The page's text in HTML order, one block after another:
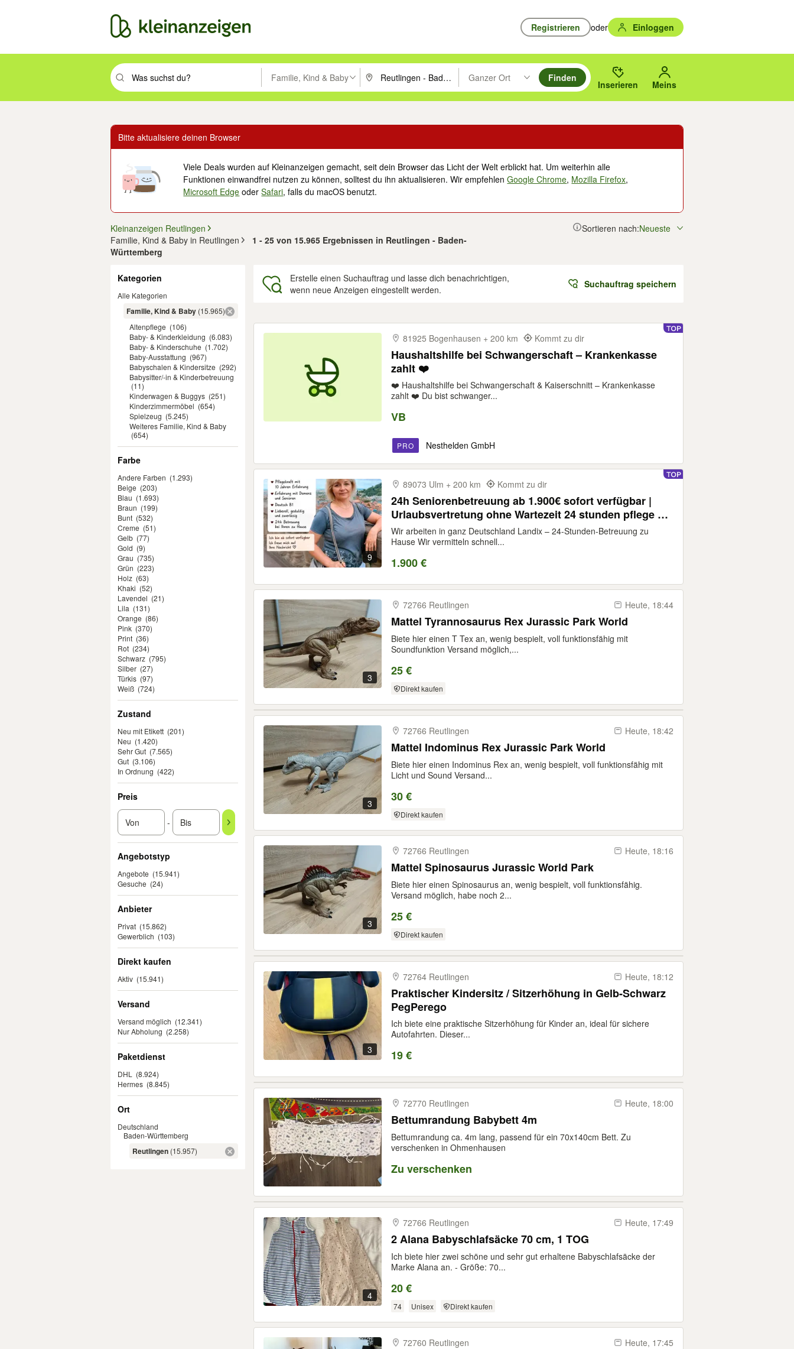
Registrieren oder Einloggen
Suchbegriff eingeben. Eingabetaste drücken um zu suchen, oder Vorschläge mit den Pfeiltasten nach oben/unten durchsuchen und mit Eingabetaste auswählen.
Familie, Kind & Baby PLZ oder Ort eingeben. Eingabetaste drücken um zu suchen, oder Vorschläge mit den Pfeiltasten nach oben/
Ganzer Ort
Suche im Umkreis des gewählten Orts oder PLZ.
Finden
Inserieren Meins
Bitte aktualisiere deinen Browser
Viele Deals wurden auf Kleinanzeigen gemacht, seit dein Browser das Licht der Welt erblickt hat. Um weiterhin alle
Funktionen einwandfrei nutzen zu können, solltest du ihn aktualisieren. Wir empfehlenGoogle Chrome, Mozilla Firefox,
Microsoft Edge oderSafari, falls du macOS benutzt.
Kleinanzeigen Reutlingen
Familie, Kind & Baby in Reutlingen
1 - 25 von 15.965 Ergebnissen in Reutlingen - Baden-
Württemberg
Sortieren nach:Neueste
Kategorien
Alle Kategorien
Familie, Kind & Baby (15.965)
Altenpflege (106)
Baby- & Kinderkleidung (6.083)
Baby- & Kinderschuhe (1.702)
Baby-Ausstattung (967)
Babyschalen & Kindersitze (292)
Babysitter/-in & Kinderbetreuung
(11)
Kinderwagen & Buggys (251)
Kinderzimmermöbel (654)
Spielzeug (5.245)
Weiteres Familie, Kind & Baby
(654)
Farbe
Andere Farben (1.293)
Beige (203)
Blau (1.693)
Braun (199)
Bunt (532)
Creme (51)
Gelb (77)
Gold (9)
Grau (735)
Grün (223)
Holz (63)
Khaki (52)
Lavendel (21)
Lila (131)
Orange (86)
Pink (370)
Print (36)
Rot (234)
Schwarz (795)
Silber (27)
Türkis (97)
Weiß (724)
Zustand
Neu mit Etikett (201)
Neu (1.420)
Sehr Gut (7.565)
Gut (3.106)
In Ordnung (422)
Preis
-
Angebotstyp
Angebote (15.941)
Gesuche (24)
Anbieter
Privat (15.862)
Gewerblich (103)
Direkt kaufen
Aktiv (15.941)
Versand
Versand möglich (12.341)
Nur Abholung (2.258)
Paketdienst
DHL
(8.924)
Hermes (8.845)
Ort
Deutschland
Baden-Württemberg
Reutlingen (15.957)
Erstelle einen Suchauftrag und lasse dich benachrichtigen,
wenn neue Anzeigen eingestellt werden.
Suchauftrag speichern
81925 Bogenhausen + 200 km
Kommt zu dir
Haushaltshilfe bei Schwangerschaft – Krankenkasse
zahlt ❤️
❤️ Haushaltshilfe bei Schwangerschaft & Kaiserschnitt – Krankenkasse
zahlt ❤️ Du bist schwanger...
VB
PRO Nesthelden GmbH
9
89073 Ulm + 200 km Kommt zu dir
24h Seniorenbetreuung ab 1.900€ sofort verfügbar |
Urlaubsvertretung ohne Wartezeit 24 stunden pflege 24
stunden pflege
Wir arbeiten in ganz Deutschland Landix – 24-Stunden-Betreuung zu
Hause Wir vermitteln schnell...
1.900 €
3
72766 Reutlingen Heute, 18:44
Mattel Tyrannosaurus Rex Jurassic Park World
Biete hier einen T Tex an, wenig bespielt, voll funktionsfähig mit
Soundfunktion Versand möglich,...
25 €
Direkt kaufen
3
72766 Reutlingen Heute, 18:42
Mattel Indominus Rex Jurassic Park World
Biete hier einen Indominus Rex an, wenig bespielt, voll funktionsfähig mit
Licht und Sound Versand...
30 €
Direkt kaufen
3
72766 Reutlingen Heute, 18:16
Mattel Spinosaurus Jurassic World Park
Biete hier einen Spinosaurus an, wenig bespielt, voll funktionsfähig.
Versand möglich, habe noch 2...
25 €
Direkt kaufen
3
72764 Reutlingen Heute, 18:12
Praktischer Kindersitz / Sitzerhöhung in Gelb-Schwarz
PegPerego
Ich biete eine praktische Sitzerhöhung für Kinder an, ideal für sichere
Autofahrten. Dieser...
19 €
72770 Reutlingen Heute, 18:00
Bettumrandung Babybett 4m
Bettumrandung ca. 4m lang, passend für ein 70x140cm Bett. Zu
verschenken in Ohmenhausen
Zu verschenken
4
72766 Reutlingen Heute, 17:49
2 Alana Babyschlafsäcke 70 cm, 1 TOG
Ich biete hier zwei schöne und sehr gut erhaltene Babyschlafsäcke der
Marke Alana an. - Größe: 70...
20 €
74 Unisex Direkt kaufen
72760 Reutlingen Heute, 17:45